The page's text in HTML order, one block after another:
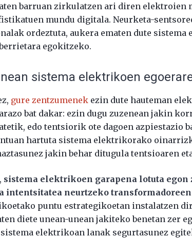
barruan zirkulatzen ari diren elektroien
mundu digitala. Neurketa-
ordeztuta, aukera ematen dute
egokitzeko.
sistema elektrikoen
gure zentzumenek ezin dute hauteman
bat dakar: ezin dugu zuzenean jakin
edo tentsiorik ote dagoen azpiestazio
hartuta sistema elektrikorako
jakin behar ditugula tentsioaren
sistema elektrikoen garapena lotuta egon
intentsitatea neurtzeko
puntu estrategikoetan instalatzen
diete unean-unean jakiteko benetan zer
sistema elektrikoan lanak segurtasunez